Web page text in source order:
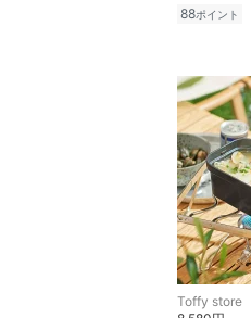
88ポイント
Toffy store